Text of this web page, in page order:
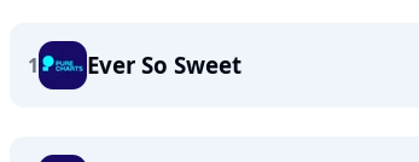
1 Ever So Sweet